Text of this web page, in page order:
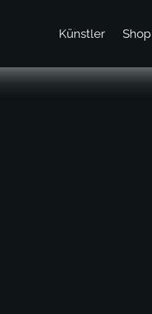
Künstler Shop